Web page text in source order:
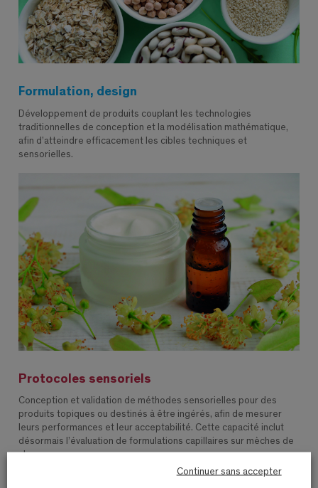
Formulation, design
Développement de produits couplant les technologies
traditionnelles de conception et la modélisation mathématique,
afin d’atteindre efficacement les cibles techniques et
sensorielles.
Protocoles sensoriels
Conception et validation de méthodes sensorielles pour des
produits topiques ou destinés à être ingérés, afin de mesurer
leurs performances et leur acceptabilité. Cette capacité inclut
désormais l’évaluation de formulations capillaires sur mèches de
cheveux.
Continuer sans accepter